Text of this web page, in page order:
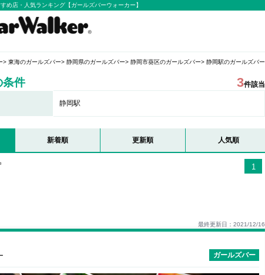
め店・人気ランキング【ガールズバーウォーカー】
東海のガールズバー 静岡県のガールズバー 静岡市葵区のガールズバー 静岡駅のガールズバー
条件 3件該当
静岡駅
新着順 更新順 人気順
1
最終更新日：2021/12/16
ガールズバー